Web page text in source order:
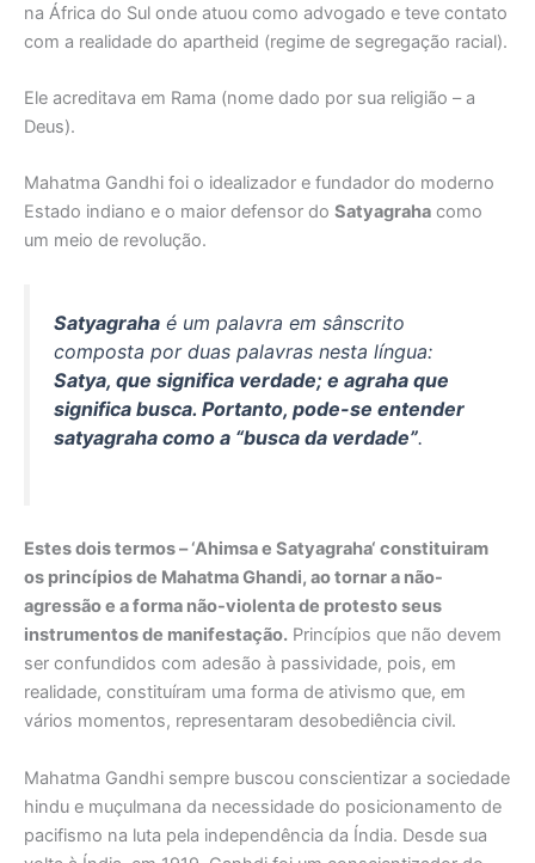
na África do Sul onde atuou como advogado e teve contato
com a realidade do apartheid (regime de segregação racial).
Ele acreditava em Rama (nome dado por sua religião – a
Deus).
Mahatma Gandhi foi o idealizador e fundador do moderno
Estado indiano e o maior defensor do Satyagraha como
um meio de revolução.
Satyagraha é um palavra em sânscrito
composta por duas palavras nesta língua:
Satya, que significa verdade; e agraha que
significa busca. Portanto, pode-se entender
satyagraha como a “busca da verdade”.
Estes dois termos – ‘Ahimsa e Satyagraha‘ constituiram
os princípios de Mahatma Ghandi, ao tornar a não-
agressão e a forma não-violenta de protesto seus
instrumentos de manifestação. Princípios que não devem
ser confundidos com adesão à passividade, pois, em
realidade, constituíram uma forma de ativismo que, em
vários momentos, representaram desobediência civil.
Mahatma Gandhi sempre buscou conscientizar a sociedade
hindu e muçulmana da necessidade do posicionamento de
pacifismo na luta pela independência da Índia. Desde sua